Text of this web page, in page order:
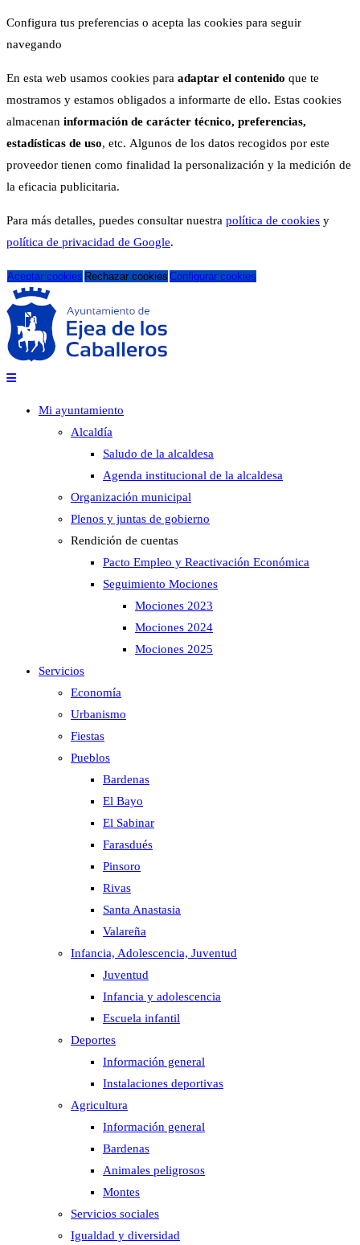
Configura tus preferencias o acepta las cookies para seguir
navegando
En esta web usamos cookies para adaptar el contenido que te
mostramos y estamos obligados a informarte de ello. Estas cookies
almacenan información de carácter técnico, preferencias,
estadísticas de uso, etc. Algunos de los datos recogidos por este
proveedor tienen como finalidad la personalización y la medición de
la eficacia publicitaria.
Para más detalles, puedes consultar nuestra política de cookies y
política de privacidad de Google.
Aceptar cookies Rechazar cookies Configurar cookies
Mi ayuntamiento
Alcaldía
Saludo de la alcaldesa
Agenda institucional de la alcaldesa
Organización municipal
Plenos y juntas de gobierno
Rendición de cuentas
Pacto Empleo y Reactivación Económica
Seguimiento Mociones
Mociones 2023
Mociones 2024
Mociones 2025
Servicios
Economía
Urbanismo
Fiestas
Pueblos
Bardenas
El Bayo
El Sabinar
Farasdués
Pinsoro
Rivas
Santa Anastasia
Valareña
Infancia, Adolescencia, Juventud
Juventud
Infancia y adolescencia
Escuela infantil
Deportes
Información general
Instalaciones deportivas
Agricultura
Información general
Bardenas
Animales peligrosos
Montes
Servicios sociales
Igualdad y diversidad